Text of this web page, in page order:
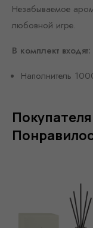
Незабываемое
любовной игре.
В комплект входят:
Наполнитель